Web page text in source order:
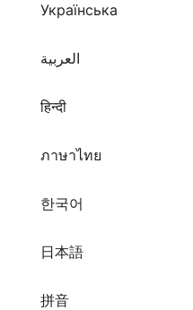
Українська
العربية
हिन्दी
ภาษาไทย
한국어
日本語
拼音